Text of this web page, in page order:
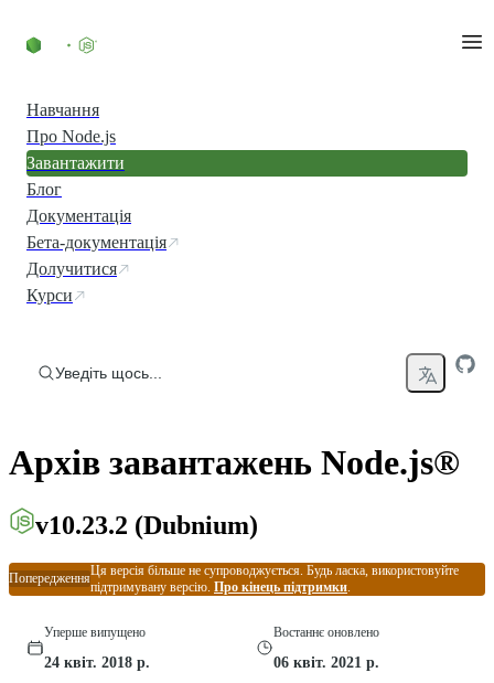
Навчання
Про Node.js
Завантажити
Блог
Документація
Бета-документація
Долучитися
Курси
Уведіть щось...
Архів завантажень Node.js®
v10.23.2 (Dubnium)
Попередження
Ця версія більше не супроводжується. Будь ласка, використовуйте
підтримувану версію. Про кінець підтримки
Уперше випущено
24 квіт. 2018 р.
Востаннє оновлено
06 квіт. 2021 р.